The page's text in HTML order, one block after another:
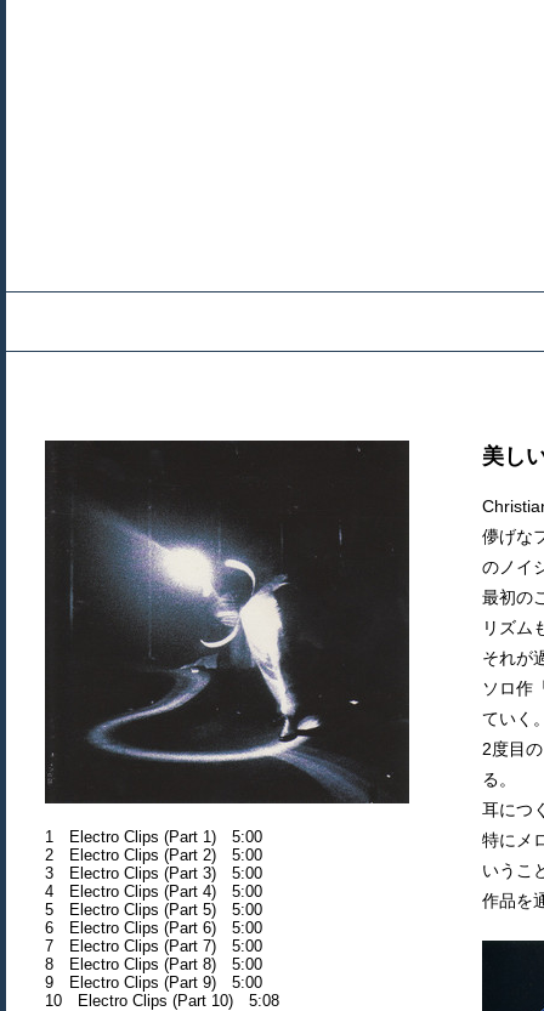
1 Electro Clips (Part 1) 5:00
2 Electro Clips (Part 2) 5:00
3 Electro Clips (Part 3) 5:00
4 Electro Clips (Part 4) 5:00
5 Electro Clips (Part 5) 5:00
6 Electro Clips (Part 6) 5:00
7 Electro Clips (Part 7) 5:00
8 Electro Clips (Part 8) 5:00
9 Electro Clips (Part 9) 5:00
10 Electro Clips (Part 10) 5:08
美し
儚げな
のノイ
最初の
リズム
それが
ソロ作
ていく
2度目
る。
耳につ
特にメ
いうこ
作品を